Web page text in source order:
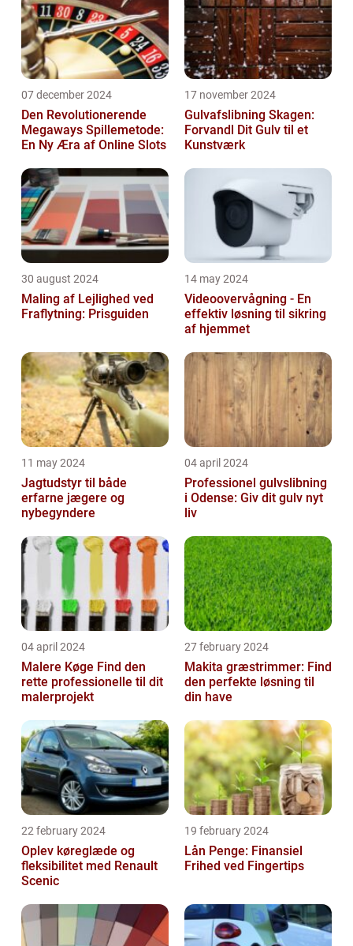
07 december 2024
Den Revolutionerende
Megaways Spillemetode:
En Ny Æra af Online Slots
17 november 2024
Gulvafslibning Skagen:
Forvandl Dit Gulv til et
Kunstværk
30 august 2024
Maling af Lejlighed ved
Fraflytning: Prisguiden
14 may 2024
Videoovervågning - En
effektiv løsning til sikring
af hjemmet
11 may 2024
Jagtudstyr til både
erfarne jægere og
nybegyndere
04 april 2024
Professionel gulvslibning
i Odense: Giv dit gulv nyt
liv
04 april 2024
Malere Køge Find den
rette professionelle til dit
malerprojekt
27 february 2024
Makita græstrimmer: Find
den perfekte løsning til
din have
22 february 2024
Oplev køreglæde og
fleksibilitet med Renault
Scenic
19 february 2024
Lån Penge: Finansiel
Frihed ved Fingertips